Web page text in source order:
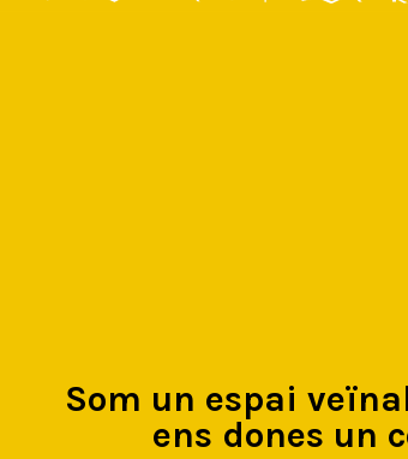
Som un espai
ens dones un